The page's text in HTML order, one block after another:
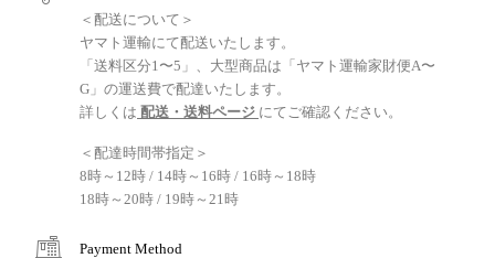
＜配送について＞
ヤマト運輸にて配送いたします。
「送料区分1〜5」、大型商品は「ヤマト運輸家財便A〜
G」の運送費で配達いたします。
詳しくは 配送・送料ページ にてご確認ください。
＜配達時間帯指定＞
8時～12時 / 14時～16時 / 16時～18時
18時～20時 / 19時～21時
Payment Method